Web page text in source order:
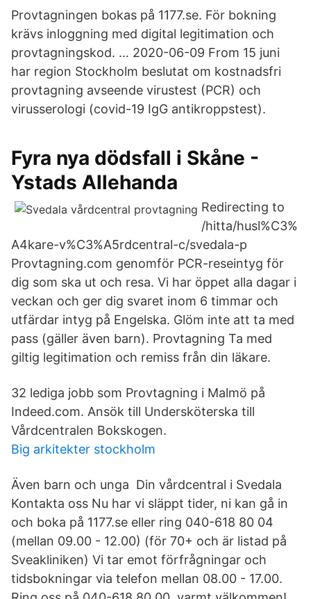
Provtagningen bokas på 1177.se. För bokning
krävs inloggning med digital legitimation och
provtagningskod. … 2020-06-09 From 15 juni
har region Stockholm beslutat om kostnadsfri
provtagning avseende virustest (PCR) och
virusserologi (covid-19 IgG antikroppstest).
Fyra nya dödsfall i Skåne -
Ystads Allehanda
Redirecting to
/hitta/husl%C3%
A4kare-v%C3%A5rdcentral-c/svedala-p
Provtagning.com genomför PCR-reseintyg för
dig som ska ut och resa. Vi har öppet alla dagar i
veckan och ger dig svaret inom 6 timmar och
utfärdar intyg på Engelska. Glöm inte att ta med
pass (gäller även barn). Provtagning Ta med
giltig legitimation och remiss från din läkare.
32 lediga jobb som Provtagning i Malmö på
Indeed.com. Ansök till Undersköterska till
Vårdcentralen Bokskogen.
Big arkitekter stockholm
Även barn och unga Din vårdcentral i Svedala
Kontakta oss Nu har vi släppt tider, ni kan gå in
och boka på 1177.se eller ring 040-618 80 04
(mellan 09.00 - 12.00) (för 70+ och är listad på
Sveakliniken) Vi tar emot förfrågningar och
tidsbokningar via telefon mellan 08.00 - 17.00.